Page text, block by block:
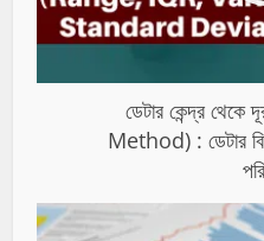
ডেটার কেন্দ্র
Method) : ডেটার